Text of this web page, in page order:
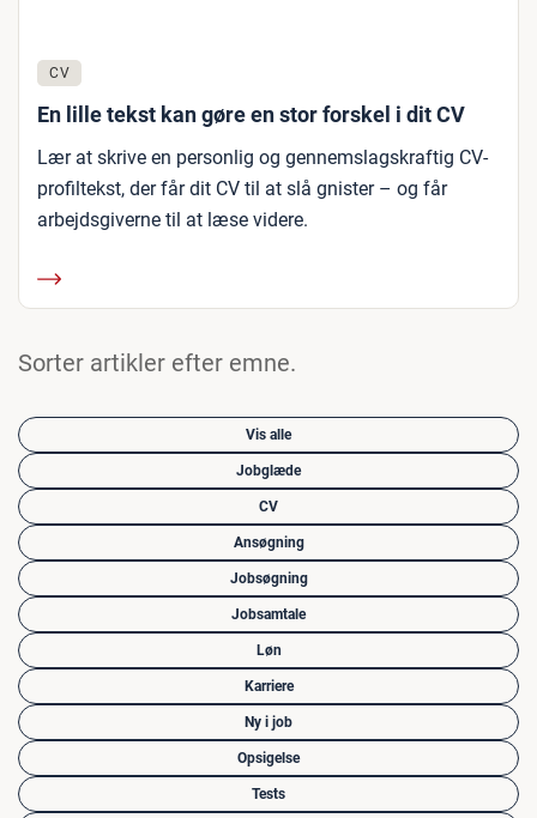
CV
En lille tekst kan gøre en stor forskel i dit CV
Lær at skrive en personlig og gennemslagskraftig CV-
profiltekst, der får dit CV til at slå gnister – og får
arbejdsgiverne til at læse videre.
Sorter artikler efter emne.
Vis alle
Jobglæde
CV
Ansøgning
Jobsøgning
Jobsamtale
Løn
Karriere
Ny i job
Opsigelse
Tests